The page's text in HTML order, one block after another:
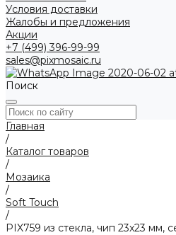
Условия доставки
Жалобы и предложения
Акции
+7 (499) 396-99-99
sales@pixmosaic.ru
Поиск
Главная
/
Каталог товаров
/
Мозаика
/
Soft Touch
/
PIX759 из стекла, чип 23x23 мм,